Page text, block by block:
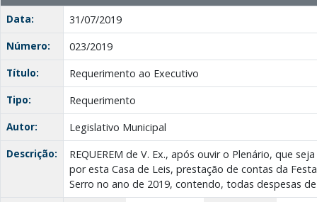
Data:
31/07/2019
Número:
023/2019
Título:
Requerimento ao Executivo
Tipo:
Requerimento
Autor:
Legislativo Municipal
Descrição:
REQUEREM de V. Ex., após ouvir o Plenário, que
por esta Casa de Leis, prestação de contas da
Serro no ano de 2019, contendo, todas despesas